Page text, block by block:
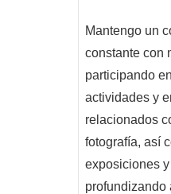
Mantengo un
constante con
participando
actividades y
relacionados
fotografía, así
exposiciones y
profundizando